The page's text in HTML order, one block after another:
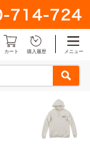
カート 購入履歴 メニュー